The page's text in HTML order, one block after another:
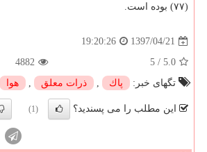
(۷۷) بوده است.
1397/04/21
19:20:26
5.0
/
5
4882
تگهای خبر:
پاك , ذرات معلق , هوا
این مطلب را می پسندید؟ (1)